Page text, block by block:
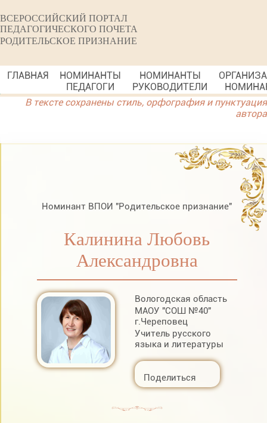
ВСЕРОССИЙСКИЙ ПОРТАЛ
ПЕДАГОГИЧЕСКОГО ПОЧЕТА
РОДИТЕЛЬСКОЕ ПРИЗНАНИЕ
ГЛАВНАЯ
НОМИНАНТЫ
ПЕДАГОГИ
НОМИНАНТЫ
РУКОВОДИТЕЛИ
В тексте сохранены стиль, орфография и пунктуация
автора
Номинант ВПОИ "Родительское признание"
Калинина Любовь
Александровна
Вологодская область
МАОУ "СОШ №40"
г.Череповец
Учитель русского
языка и литературы
Поделиться